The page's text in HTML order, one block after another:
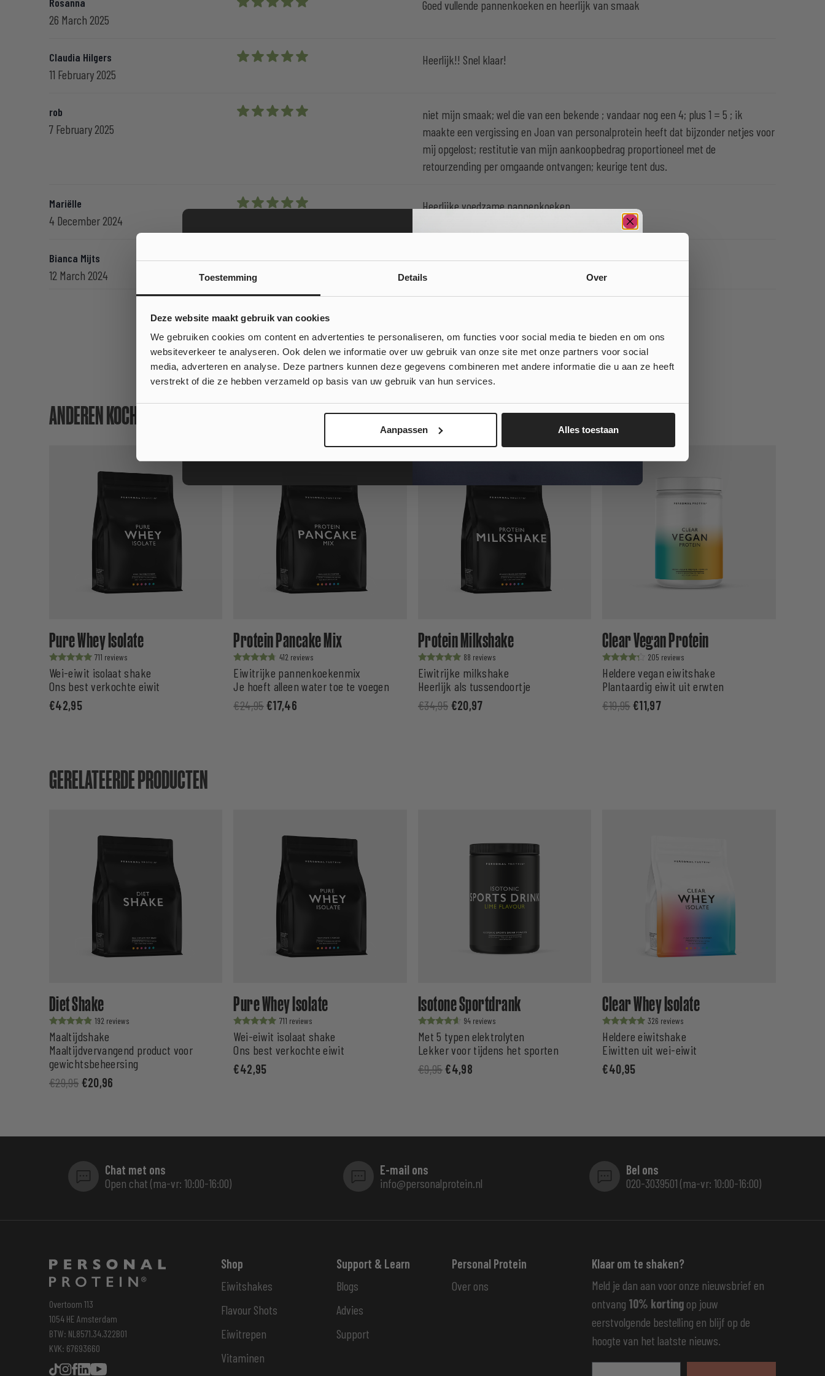
Toestemming Details Over
Deze website maakt gebruik van cookies
We gebruiken cookies om content en advertenties te personaliseren, om functies voor social media te bieden en om ons
websiteverkeer te analyseren. Ook delen we informatie over uw gebruik van onze site met onze partners voor social
media, adverteren en analyse. Deze partners kunnen deze gegevens combineren met andere informatie die u aan ze heeft
verstrekt of die ze hebben verzameld op basis van uw gebruik van hun services.
Aanpassen Alles toestaan
5 out of 5 stars Goed vullende pannenkoeken en heerlijk van smaak
26 March 2025
5 out of 5 stars Heerlijk!! Snel klaar!
Claudia Hilgers
11 February 2025
5 out of 5 stars
niet mijn smaak; wel die van een bekende ; vandaar nog een 4; plus 1 = 5 ; ik
maakte een vergissing en Joan van personalprotein heeft dat bijzonder netjes voor
mij opgelost; restitutie van mijn aankoopbedrag proportioneel met de
retourzending per omgaande ontvangen; keurige tent dus.
rob
7 February 2025
5 out of 5 stars Heerlijke voedzame pannenkoeken
Mariëlle
4 December 2024
5 out of 5 stars Dit is echt een feestje
Bianca Mijts
12 March 2024
ANDEREN KOCHTEN OOK
Pure Whey Isolate
Waardering
uit 5
711
Wei-eiwit isolaat shake
Ons best verkochte eiwit
€42,95
Protein Pancake Mix
Waardering
uit 5
412
Eiwitrijke pannenkoekenmix
Je hoeft alleen water toe te voegen
€24,95€17,46
Protein Milkshake
Waardering
uit 5
88
Eiwitrijke milkshake
Heerlijk als tussendoortje
€34,95 €20,97
Clear Vegan Protein
Waardering
uit 5
205
Heldere vegan eiwitshake
Plantaardig eiwit uit erwten
€19,95€11,97
GERELATEERDE PRODUCTEN
Diet Shake
Waardering
uit 5
192
Maaltijdshake
Maaltijdvervangend product voor
gewichtsbeheersing
€29,95 €20,96
Pure Whey Isolate
Waardering
uit 5
711
Wei-eiwit isolaat shake
Ons best verkochte eiwit
€42,95
Isotone Sportdrank
Waardering
uit 5
94
Met 5 typen elektrolyten
Lekker voor tijdens het sporten
€9,95€4,98
Clear Whey Isolate
Waardering
uit 5
326
Heldere eiwitshake
Eiwitten uit wei-eiwit
€40,95
Chat met ons
Open chat (ma-vr: 10:00-16:00)
E-mail ons
info@personalprotein.nl
Bel ons
020-3039501 (ma-vr: 10:00-16:00)
Overtoom 113
1054 HE Amsterdam
BTW: NL8571.34.322B01
KVK: 67693660
Shop
Eiwitshakes
Flavour Shots
Eiwitrepen
Vitaminen
Support & Learn
Blogs
Advies
Support
Personal Protein
Over ons
Klaar om te shaken?
Meld je dan aan voor onze nieuwsbrief en
ontvang 10% korting op jouw
eerstvolgende bestelling en blijf op de
hoogte van het laatste nieuws.
Wil je 10% korting
op jouw bestelling?
Ja, klinkt goed!